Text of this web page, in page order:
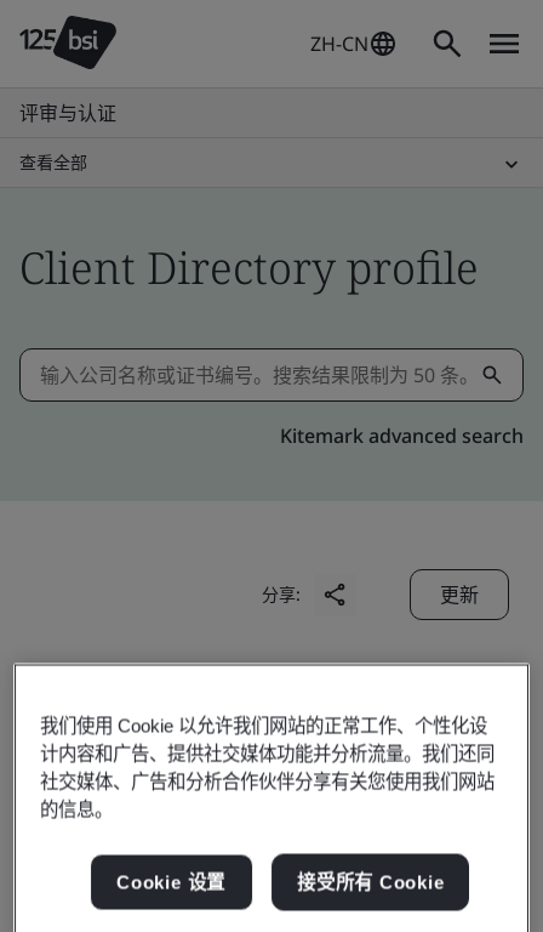
ZH-CN
评审与认证
查看全部
Client Directory profile
Kitemark advanced search
分享: 更新
Site 2:
2nd Floor, N03-T1, Diplomatic Zone,
Xuan Dinh Ward,
Bac Tu Liem District,
Hanoi City,
我们使用 Cookie 以允许我们网站的正常工作、个性化设
计内容和广告、提供社交媒体功能并分析流量。我们还同
社交媒体、广告和分析合作伙伴分享有关您使用我们网站
的信息。
Cookie 设置 接受所有 Cookie